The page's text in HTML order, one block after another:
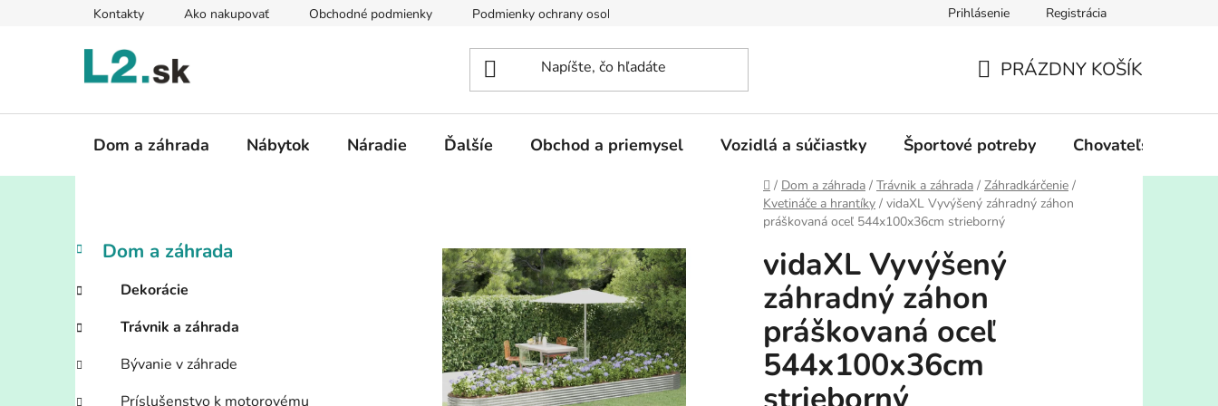
Kontakty Ako nakupovať Obchodné podmienky Podmienky ochrany osobných údajov Prihlásenie Registrácia
KOŠÍK
PRÁZDNY KOŠÍK
Dom a záhrada Nábytok Náradie Ďalšíe Obchod a priemysel Vozidlá a súčiastky Športové potreby Chovateľské
Domov
/ Dom a záhrada / Trávnik a záhrada / Záhradkárčenie /
Kvetináče a hrantíky / vidaXL Vyvýšený záhradný záhon
práškovaná oceľ 544x100x36cm strieborný
B
č
ý
p
Preskočiť
kategórie
K
a
e
g
ó
r
e
Dom a záhrada
Dekorácie
Trávnik a záhrada
Bývanie v záhrade
Príslušenstvo k motorovému
vidaXL Vyvýšený
záhradný záhon
práškovaná oceľ
544x100x36cm